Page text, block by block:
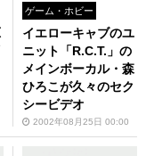
ゲーム・ホビー
イエローキャブのユ
ニット「R.C.T.」の
メインボーカル・森
ひろこが久々のセク
シービデオ
2002年08月25日 00:00